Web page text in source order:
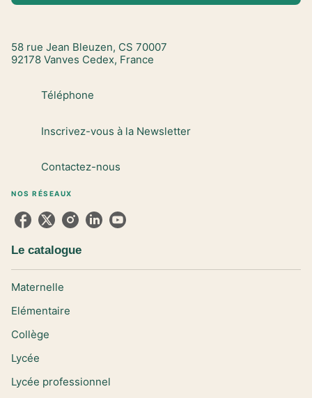
58 rue Jean Bleuzen, CS 70007
92178 Vanves Cedex, France
Téléphone
Inscrivez-vous à la Newsletter
Contactez-nous
NOS RÉSEAUX
Le catalogue
Maternelle
Elémentaire
Collège
Lycée
Lycée professionnel